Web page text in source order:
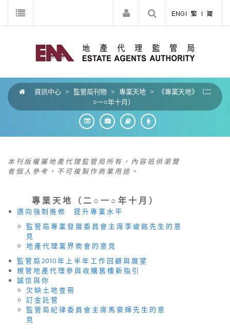
資訊中心 > 監管局刊物 > 專業天地 >
《專業天地》（二
○一○年十月）
本 刊 版 權 屬 地 產 代 理 監 管 局 所 有 ， 內 容 祇 供 瀏 覽
者 個 人 參 考 ， 不 可 複 製 作 商 業 用 途 。
專 業 天 地 （ 二 ○ 一 ○ 年 十 月 ）
邁 向 強 制 進 修 提 升 專 業 水 平
監 管 局 專 業 發 展 委 員 會 主 席 李 峻 銘 先 生 的 意
見
地 產 代 理 業 界 商 會 的 意 見
監 管 局 2010 年 上 半 年 工 作 回 顧 與 展 望
規 管 地 產 代 理 參 與 收 購 舊 樓 新 指 引
誠 信 與 你
欠 缺 土 地 查 冊
訂 金 託 管
監 管 局 紀 律 委 員 會 主 席 馬 豪 輝 先 生 的 意
見